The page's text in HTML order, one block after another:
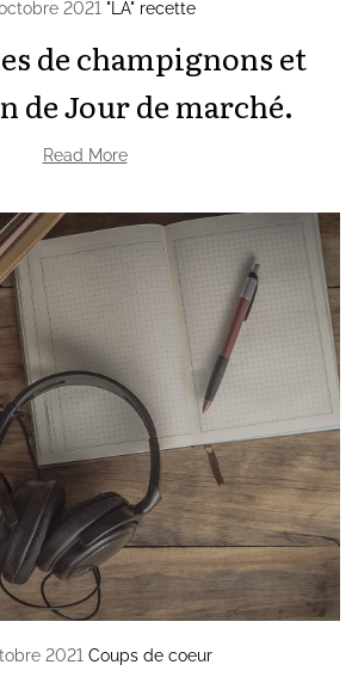
2021 "LA" recette
de champignons et
de Jour de marché.
Read More
2021 Coups de coeur